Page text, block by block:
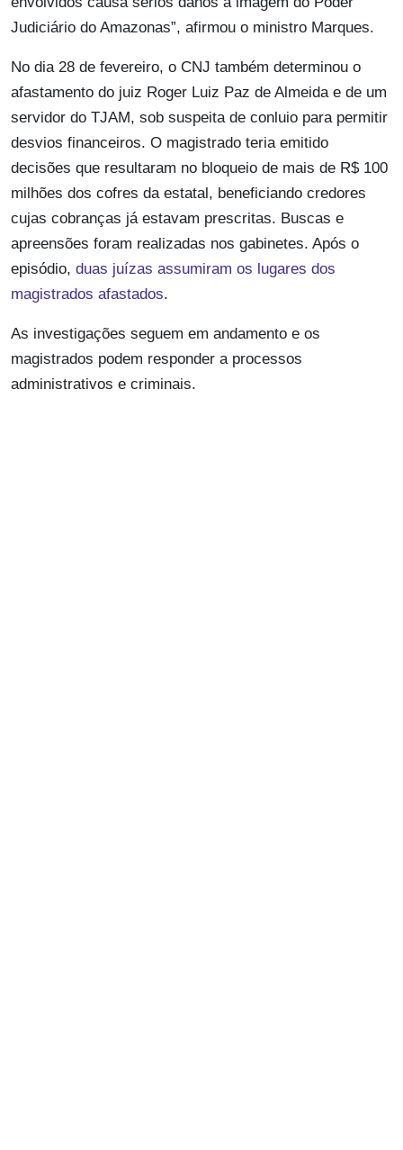
Judiciário do Amazonas”, afirmou o ministro Marques.
No dia 28 de fevereiro, o CNJ também determinou o
afastamento do juiz Roger Luiz Paz de Almeida e de um
servidor do TJAM, sob suspeita de conluio para permitir
desvios financeiros. O magistrado teria emitido
decisões que resultaram no bloqueio de mais de R$ 100
milhões dos cofres da estatal, beneficiando credores
cujas cobranças já estavam prescritas. Buscas e
apreensões foram realizadas nos gabinetes. Após o
episódio, duas juízas assumiram os lugares dos
magistrados afastados.
As investigações seguem em andamento e os
magistrados podem responder a processos
administrativos e criminais.